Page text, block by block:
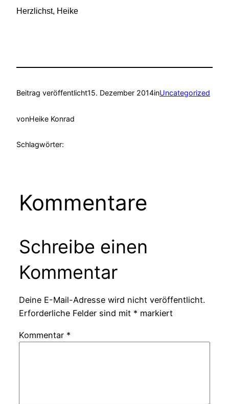
Herzlichst, Heike
Beitrag veröffentlicht15. Dezember 2014inUncategorized
vonHeike Konrad
Schlagwörter:
Kommentare
Schreibe einen
Kommentar
Deine E-Mail-Adresse wird nicht veröffentlicht.
Erforderliche Felder sind mit * markiert
Kommentar *